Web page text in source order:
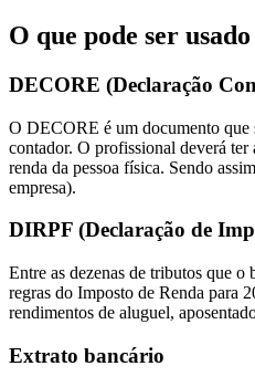
O que pode ser
DECORE (Declaração
O DECORE é um documento que
contador. O profissional deverá
renda da pessoa física. Sendo
empresa).
DIRPF (Declaração de
Entre as dezenas de tributos que o
regras do Imposto de Renda para
rendimentos de aluguel,
Extrato bancário